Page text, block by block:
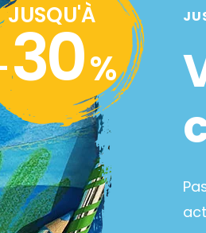
JUSQU'À
30%